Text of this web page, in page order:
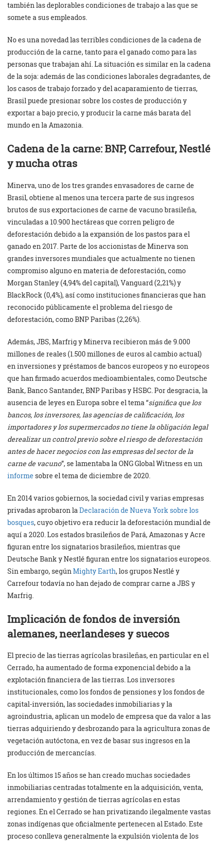
también las deplorables condiciones de trabajo a las que se
somete a sus empleados.
No es una novedad las terribles condiciones de la cadena de
producción de la carne, tanto para el ganado como para las
personas que trabajan ahí. La situación es similar en la cadena
de la soja: además de las condiciones laborales degradantes, de
los casos de trabajo forzado y del acaparamiento de tierras,
Brasil puede presionar sobre los costes de producción y
exportar a bajo precio, y producir la carne más barata del
mundo en la Amazonia.
Cadena de la carne: BNP, Carrefour, Nestlé
y mucha otras
Minerva, uno de los tres grandes envasadores de carne de
Brasil, obtiene al menos una tercera parte de sus ingresos
brutos de sus exportaciones de carne de vacuno brasileña,
vinculadas a 10.900 hectáreas que corren peligro de
deforestación debido a la expansión de los pastos para el
ganado en 2017. Parte de los accionistas de Minerva son
grandes inversores mundiales que actualmente no tienen
compromiso alguno en materia de deforestación, como
Morgan Stanley (4,94% del capital), Vanguard (2,21%) y
BlackRock (0,4%), así como instituciones financieras que han
reconocido públicamente el problema del riesgo de
deforestación, como BNP Paribas (2,26%).
Además, JBS, Marfrig y Minerva recibieron más de 9.000
millones de reales (1.500 millones de euros al cambio actual)
en inversiones y préstamos de bancos europeos y no europeos
que han firmado acuerdos medioambientales, como Deutsche
Bank, Banco Santander, BNP Paribas y HSBC. Por desgracia, la
ausencia de leyes en Europa sobre el tema “significa que los
bancos, los inversores, las agencias de calificación, los
importadores y los supermercados no tiene la obligación legal
derealizar un control previosobre el riesgo de deforestación
antes de hacer negocios con las empresas del sector de la
carne de vacuno”, se lamentaba la ONG Global Witness en un
informe sobre el tema de diciembre de 2020.
En 2014 varios gobiernos, la sociedad civil y varias empresas
privadas aprobaron la Declaración de Nueva York sobre los
bosques, cuyo objetivo era reducir la deforestación mundial de
aquí a 2020. Los estados brasileños de Pará, Amazonas y Acre
figuran entre los signatarios brasileños, mientras que
Deutsche Bank y Nestlé figuran entre los signatarios europeos.
Sin embargo, según Mighty Earth, los grupos Nestlé y
Carrefour todavía no han dejado de comprar carne a JBS y
Marfrig.
Implicación de fondos de inversión
alemanes, neerlandeses y suecos
El precio de las tierras agrícolas brasileñas, en particular en el
Cerrado, ha aumentado de forma exponencial debido a la
explotación financiera de las tierras. Los inversores
institucionales, como los fondos de pensiones y los fondos de
capital-inversión, las sociedades inmobiliarias y la
agroindustria, aplican un modelo de empresa que da valor a las
tierras adquiriendo y desbrozando para la agricultura zonas de
vegetación autóctona, en vez de basar sus ingresos en la
producción de mercancías.
En los últimos 15 años se han creado muchas sociedades
inmobiliarias centradas totalmente en la adquisición, venta,
arrendamiento y gestión de tierras agrícolas en estas
regiones. En el Cerrado se han privatizando ilegalmente vastas
zonas indígenas que oficialmente pertenecen al Estado. Este
proceso conlleva generalmente la expulsión violenta de los